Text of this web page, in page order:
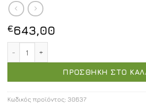
€643,00
ΠΡΟΣΘΉΚΗ ΣΤΟ
Κωδικός προϊόντος: 30637